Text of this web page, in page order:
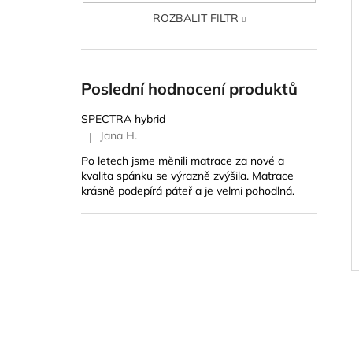
ROZBALIT FILTR
Poslední hodnocení produktů
SPECTRA hybrid
Hodnocení produktu je 5 z 5 hvězdiček.
|
Jana H.
Po letech jsme měnili matrace za nové a
kvalita spánku se výrazně zvýšila. Matrace
krásně podepírá páteř a je velmi pohodlná.